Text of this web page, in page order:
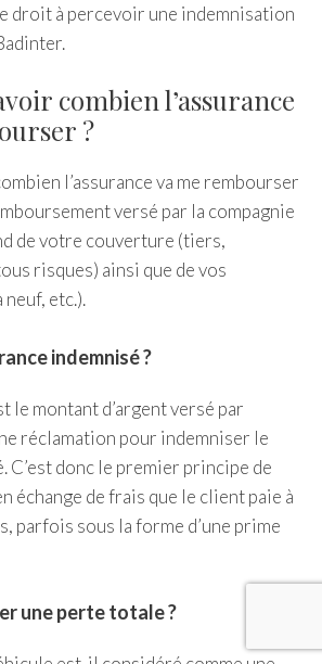
droit à percevoir une indemnisation
combien l’assurance
?
l’assurance va me rembourser
versé par la compagnie
de votre couverture (tiers,
risques) ainsi que de vos
etc.).
indemnisé ?
le montant d’argent versé par
réclamation pour indemniser le
C’est donc le premier principe de
échange de frais que le client paie à
parfois sous la forme d’une prime
une perte totale ?